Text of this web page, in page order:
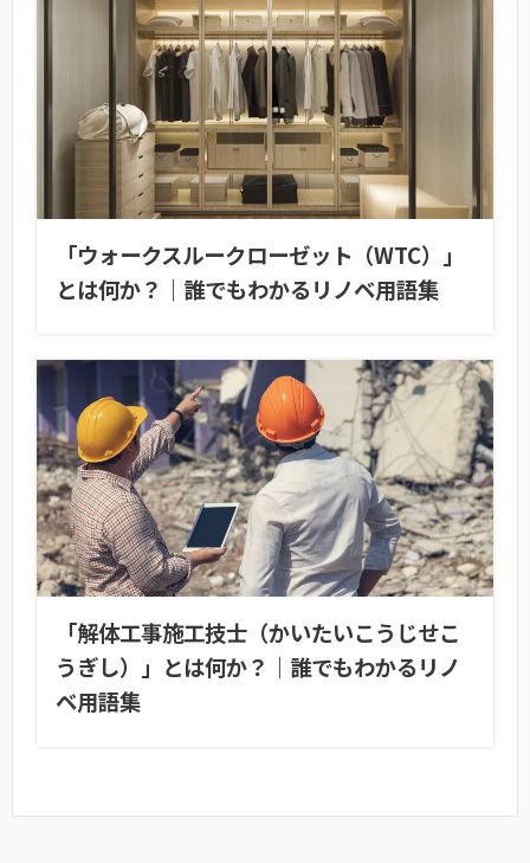
「ウォークスルークローゼット（WTC）」
とは何か？｜誰でもわかるリノベ用語集
「解体工事施工技士（かいたいこうじせこ
うぎし）」とは何か？｜誰でもわかるリノ
ベ用語集